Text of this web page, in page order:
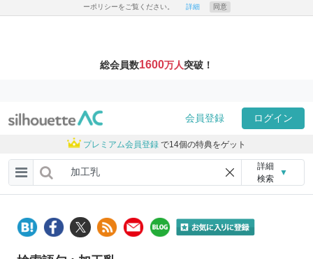
ーポリシーをご覧ください。 詳細 同意
総会員数1600万人突破！
会員登録 ログイン
プレミアム会員登録 で14個の特典をゲット
詳細
検索
▼